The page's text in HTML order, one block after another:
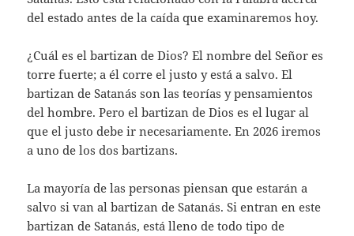
del estado antes de la caída que examinaremos hoy.
¿Cuál es el bartizan de Dios? El nombre del Señor es
torre fuerte; a él corre el justo y está a salvo. El
bartizan de Satanás son las teorías y pensamientos
del hombre. Pero el bartizan de Dios es el lugar al
que el justo debe ir necesariamente. En 2026 iremos
a uno de los dos bartizans.
La mayoría de las personas piensan que estarán a
salvo si van al bartizan de Satanás. Si entran en este
bartizan de Satanás, está lleno de todo tipo de